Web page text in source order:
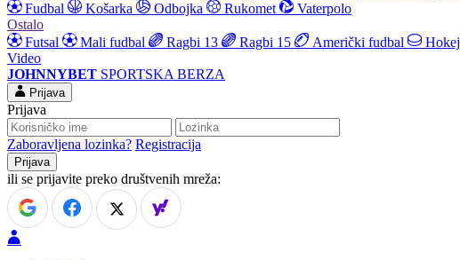
Fudbal
Košarka Odbojka Rukomet
Vaterpolo
Ostalo
Futsal
Mali fudbal Ragbi 13 Ragbi 15 Američki fudbal Hokej
Video
JOHNNYBET SPORTSKA BERZA
Prijava
Prijava
Zaboravljena lozinka? Registracija
ili se prijavite preko društvenih mreža: